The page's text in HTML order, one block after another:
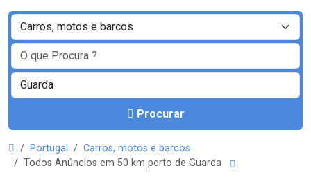
Procurar
Portugal
Carros, motos e barcos
Todos Anúncios em 50 km perto de Guarda